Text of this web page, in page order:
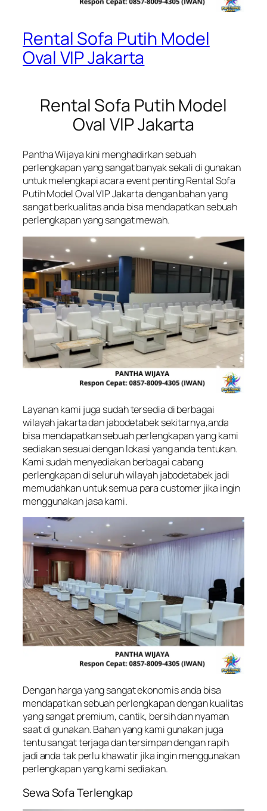
Rental Sofa Putih Model
Oval VIP Jakarta
Rental Sofa Putih Model
Oval VIP Jakarta
Pantha Wijaya kini menghadirkan sebuah
perlengkapan yang sangat banyak sekali di gunakan
untuk melengkapi acara event penting Rental Sofa
Putih Model Oval VIP Jakarta dengan bahan yang
sangat berkualitas anda bisa mendapatkan sebuah
perlengkapan yang sangat mewah.
Layanan kami juga sudah tersedia di berbagai
wilayah jakarta dan jabodetabek sekitarnya,anda
bisa mendapatkan sebuah perlengkapan yang kami
sediakan sesuai dengan lokasi yang anda tentukan.
Kami sudah menyediakan berbagai cabang
perlengkapan di seluruh wilayah jabodetabek jadi
memudahkan untuk semua para customer jika ingin
menggunakan jasa kami.
Dengan harga yang sangat ekonomis anda bisa
mendapatkan sebuah perlengkapan dengan kualitas
yang sangat premium, cantik, bersih dan nyaman
saat di gunakan. Bahan yang kami gunakan juga
tentu sangat terjaga dan tersimpan dengan rapih
jadi anda tak perlu khawatir jika ingin menggunakan
perlengkapan yang kami sediakan.
Sewa Sofa Terlengkap